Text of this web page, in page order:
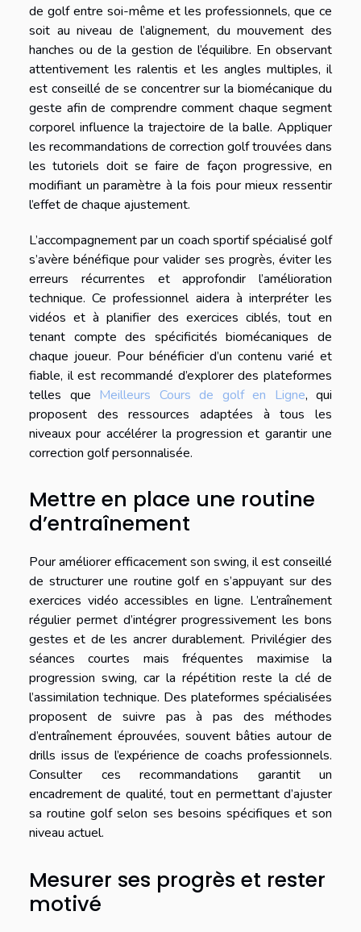
de golf entre soi-même et les professionnels, que ce
soit au niveau de l’alignement, du mouvement des
hanches ou de la gestion de l’équilibre. En observant
attentivement les ralentis et les angles multiples, il
est conseillé de se concentrer sur la biomécanique du
geste afin de comprendre comment chaque segment
corporel influence la trajectoire de la balle. Appliquer
les recommandations de correction golf trouvées dans
les tutoriels doit se faire de façon progressive, en
modifiant un paramètre à la fois pour mieux ressentir
l’effet de chaque ajustement.
L’accompagnement par un coach sportif spécialisé golf
s’avère bénéfique pour valider ses progrès, éviter les
erreurs récurrentes et approfondir l’amélioration
technique. Ce professionnel aidera à interpréter les
vidéos et à planifier des exercices ciblés, tout en
tenant compte des spécificités biomécaniques de
chaque joueur. Pour bénéficier d’un contenu varié et
fiable, il est recommandé d’explorer des plateformes
telles que Meilleurs Cours de golf en Ligne, qui
proposent des ressources adaptées à tous les
niveaux pour accélérer la progression et garantir une
correction golf personnalisée.
Mettre en place une routine
d’entraînement
Pour améliorer efficacement son swing, il est conseillé
de structurer une routine golf en s’appuyant sur des
exercices vidéo accessibles en ligne. L’entraînement
régulier permet d’intégrer progressivement les bons
gestes et de les ancrer durablement. Privilégier des
séances courtes mais fréquentes maximise la
progression swing, car la répétition reste la clé de
l’assimilation technique. Des plateformes spécialisées
proposent de suivre pas à pas des méthodes
d’entraînement éprouvées, souvent bâties autour de
drills issus de l’expérience de coachs professionnels.
Consulter ces recommandations garantit un
encadrement de qualité, tout en permettant d’ajuster
sa routine golf selon ses besoins spécifiques et son
niveau actuel.
Mesurer ses progrès et rester
motivé